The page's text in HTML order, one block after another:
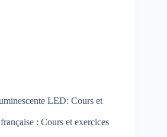
LED: Cours et
: Cours et exercices